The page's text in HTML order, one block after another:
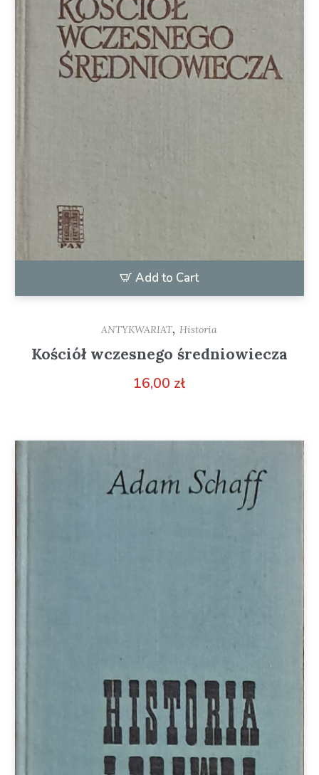
Add to Cart
ANTYKWARIAT,Historia
Kościół wczesnego średniowiecza
16,00 zł